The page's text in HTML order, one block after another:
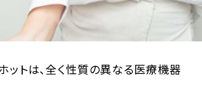
ットは、全く性質の異なる医療機器